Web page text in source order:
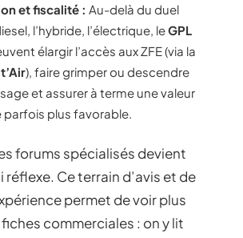
et fiscalité : Au-delà du duel
l’hybride, l’électrique, leGPL
élargir l’accès aux ZFE (via la
), faire grimper ou descendre
et assurer à terme une valeur
parfois plus favorable.
forums spécialisés devient
réflexe. Ce terrain d’avis et de
permet de voir plus
commerciales : on y lit